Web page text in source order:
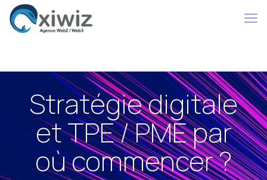
Stratégie digitale
et TPE / PME par
où commencer ?